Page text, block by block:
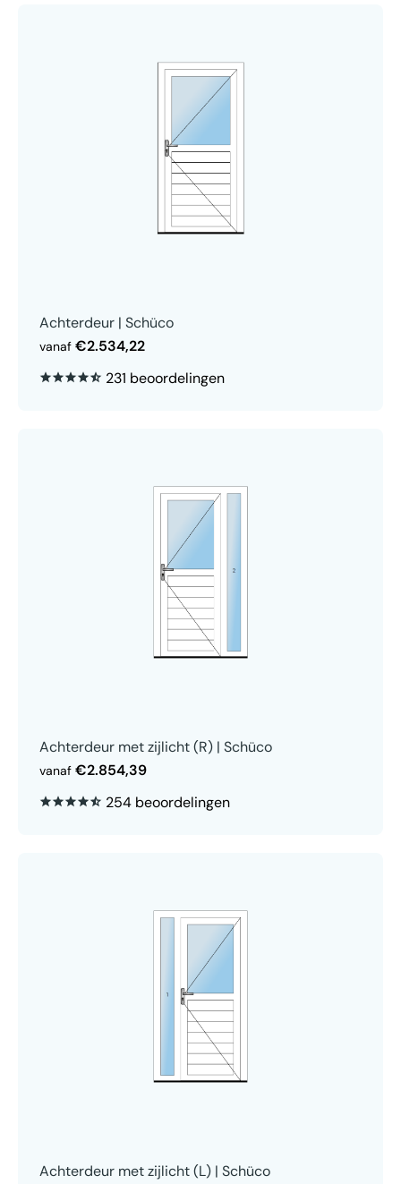
Achterdeur | Schüco
vanaf €2.534,22
231 beoordelingen
Achterdeur met zijlicht (R) | Schüco
vanaf €2.854,39
254 beoordelingen
Achterdeur met zijlicht (L) | Schüco